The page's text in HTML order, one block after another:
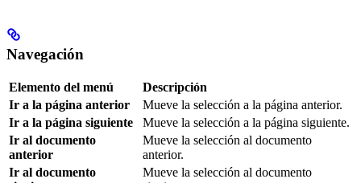
Navegación
Elemento del menú
Descripción
Ir a la página anterior
Mueve la selección a la página anterior.
Ir a la página siguiente
Mueve la selección a la página siguiente.
Ir al documento
anterior
Mueve la selección al documento
anterior.
Ir al documento
Mueve la selección al documento